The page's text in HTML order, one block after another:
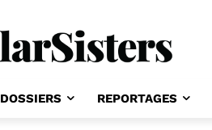
DOSSIERS REPORTAGES